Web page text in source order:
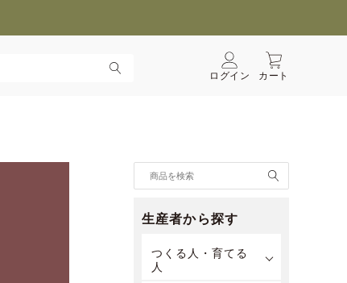
ログイン カート
生産者から探す
つくる人・育てる
人